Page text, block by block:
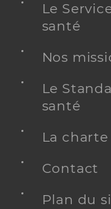
Le
santé
Nos
Le
santé
La
Contact
Plan du